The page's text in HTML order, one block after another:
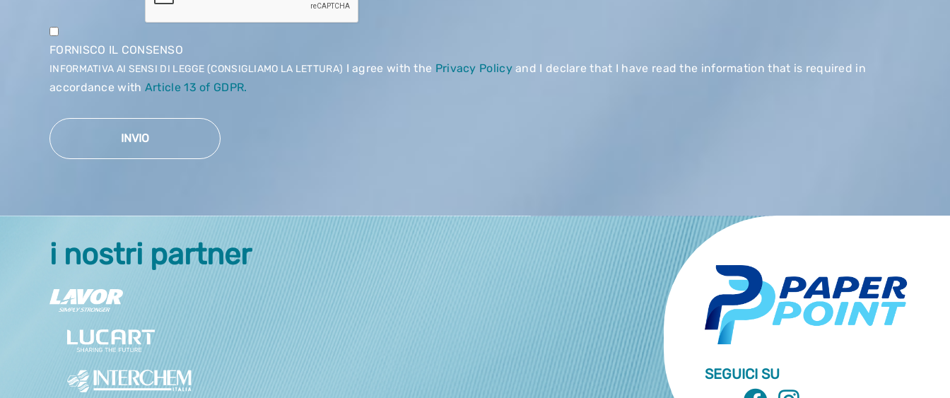
FORNISCO IL CONSENSO
INFORMATIVA AI SENSI DI LEGGE (CONSIGLIAMO LA LETTURA) I agree with the Privacy Policyand I declare that I have read the information that is required in
accordance with Article 13 of GDPR.
INVIO
i nostri partner
SEGUICI SU